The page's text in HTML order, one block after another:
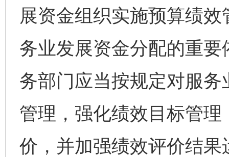
展资金组织实施预算绩
务业发展资金分配的重
务部门应当按规定对服
管理，强化绩效目标管
价，并加强绩效评价结